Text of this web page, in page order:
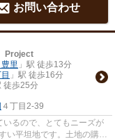
お問い合わせ
Project
里 」駅 徒歩13分
」駅 徒歩16分
徒歩25分
４丁目2-39
るので、とてもニーズが
い平坦地です。土地の購入